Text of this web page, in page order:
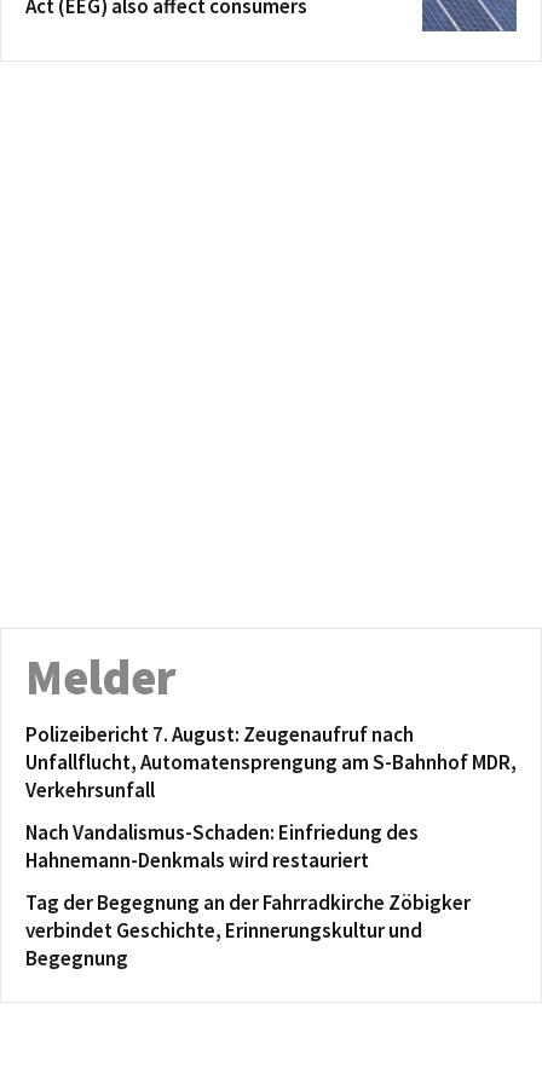
Act (EEG) also affect consumers
Melder
Polizeibericht 7. August: Zeugenaufruf nach
Unfallflucht, Automatensprengung am S-Bahnhof MDR,
Verkehrsunfall
Nach Vandalismus-Schaden: Einfriedung des
Hahnemann-Denkmals wird restauriert
Tag der Begegnung an der Fahrradkirche Zöbigker
verbindet Geschichte, Erinnerungskultur und
Begegnung